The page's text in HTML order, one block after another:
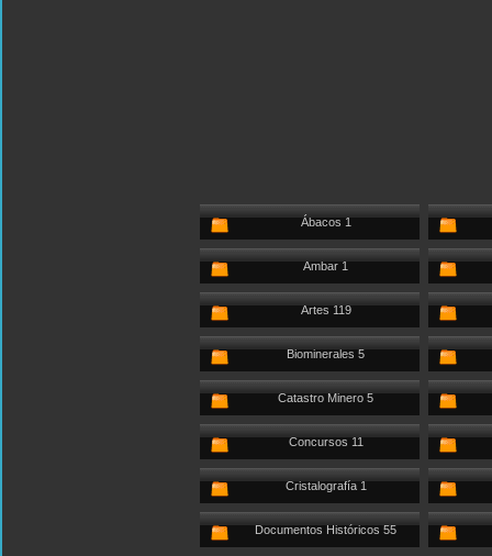
Ábacos 1
Ambar 1
Artes 119
Biominerales 5
Catastro Minero 5
Concursos 11
Cristalografía 1
Documentos Históricos 55